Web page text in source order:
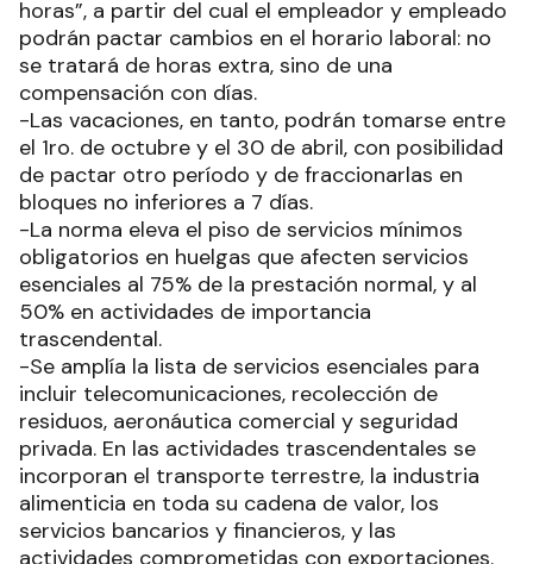
horas”, a partir del cual el empleador y empleado
podrán pactar cambios en el horario laboral: no
se tratará de horas extra, sino de una
compensación con días.
-Las vacaciones, en tanto, podrán tomarse entre
el 1ro. de octubre y el 30 de abril, con posibilidad
de pactar otro período y de fraccionarlas en
bloques no inferiores a 7 días.
-La norma eleva el piso de servicios mínimos
obligatorios en huelgas que afecten servicios
esenciales al 75% de la prestación normal, y al
50% en actividades de importancia
trascendental.
-Se amplía la lista de servicios esenciales para
incluir telecomunicaciones, recolección de
residuos, aeronáutica comercial y seguridad
privada. En las actividades trascendentales se
incorporan el transporte terrestre, la industria
alimenticia en toda su cadena de valor, los
servicios bancarios y financieros, y las
actividades comprometidas con exportaciones.